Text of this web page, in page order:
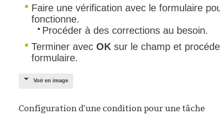
Faire une vérification avec le formulaire
fonctionne.
Procéder à des corrections au besoin.
Terminer avec OK sur le champ et
formulaire.
Voir en image
Configuration d'une condition pour une tâche